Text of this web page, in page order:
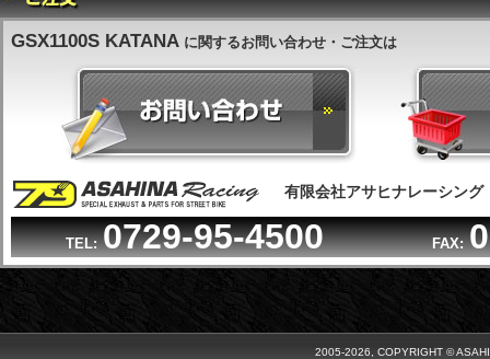
GSX1100S KATANA に関するお問い合わせ・ご注文は
有限会社アサヒナレーシング
TEL: 0729-95-4500 FAX:
2005-2026, COPYRIGHT ©